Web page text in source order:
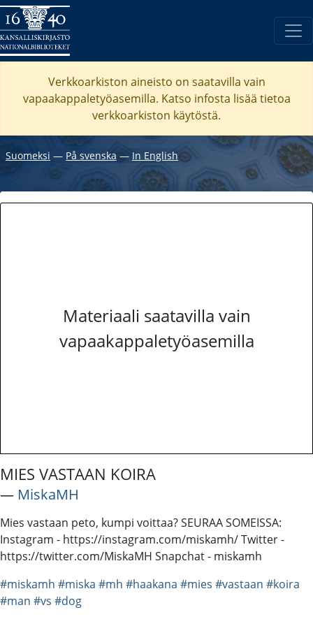
Verkkoarkiston aineisto on saatavilla vain
vapaakappaletyöasemilla. Katso infosta lisää tietoa
verkkoarkiston käytöstä.
Suomeksi ― På svenska― In English
Materiaali saatavilla vain
vapaakappaletyöasemilla
MIES VASTAAN KOIRA
― MiskaMH
Mies vastaan peto, kumpi voittaa? SEURAA SOMEISSA:
Instagram - https://instagram.com/miskamh/ Twitter -
https://twitter.com/MiskaMH Snapchat - miskamh
#miskamh #miska #mh #haakana #mies #vastaan #koira
#man #vs #dog